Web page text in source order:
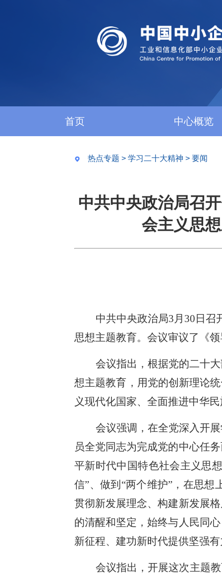
首页 中心概览
热点专题 > 学习二十大精神 > 要闻
中共中央政治局召
会主义思
中共中央政治局3月30日
思想主题教育。会议审议了《
会议指出，根据党的二十
想主题教育，用党的创新理论
义现代化国家、全面推进中华
会议强调，在全党深入开
员全党同志为完成党的中心任
平新时代中国特色社会主义思
信”、做到“两个维护”，在思
贯彻新发展理念、构建新发展
的清醒和坚定，始终与人民同
新征程、建功新时代提供坚强
会议指出，开展这次主题